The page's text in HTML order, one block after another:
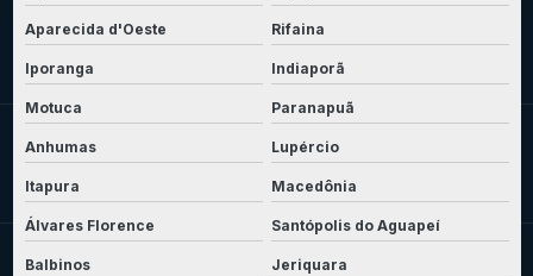
Aparecida d'Oeste Rifaina
Iporanga Indiaporã
Motuca Paranapuã
Anhumas Lupércio
Itapura Macedônia
Álvares Florence Santópolis do Aguapeí
Balbinos Jeriquara